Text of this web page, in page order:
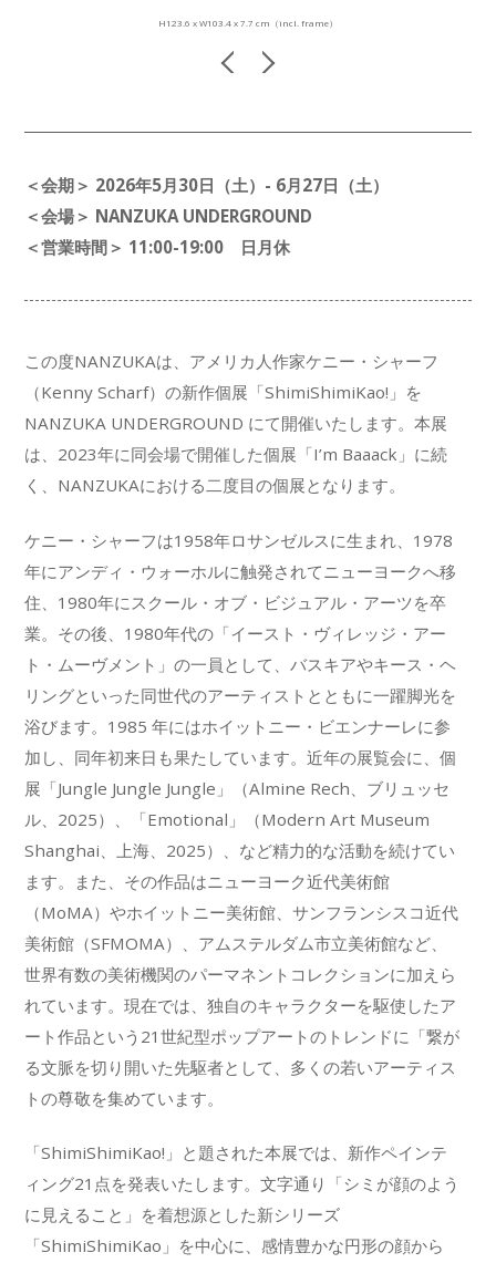
H123.6 x W103.4 x 7.7 cm（incl. frame）
＜会期＞ 2026年5月30日（土）- 6月27日（土）
＜会場＞ NANZUKA UNDERGROUND
＜営業時間＞ 11:00-19:00 日月休
この度NANZUKAは、アメリカ人作家ケニー・シャーフ
（Kenny Scharf）の新作個展「ShimiShimiKao!」を
NANZUKA UNDERGROUND にて開催いたします。本展
は、2023年に同会場で開催した個展「I’m Baaack」に続
く、NANZUKAにおける二度目の個展となります。
ケニー・シャーフは1958年ロサンゼルスに生まれ、1978
年にアンディ・ウォーホルに触発されてニューヨークへ移
住、1980年にスクール・オブ・ビジュアル・アーツを卒
業。その後、1980年代の「イースト・ヴィレッジ・アー
ト・ムーヴメント」の一員として、バスキアやキース・ヘ
リングといった同世代のアーティストとともに一躍脚光を
浴びます。1985 年にはホイットニー・ビエンナーレに参
加し、同年初来日も果たしています。近年の展覧会に、個
展「Jungle Jungle Jungle」（Almine Rech、ブリュッセ
ル、2025）、「Emotional」（Modern Art Museum
Shanghai、上海、2025）、など精力的な活動を続けてい
ます。また、その作品はニューヨーク近代美術館
（MoMA）やホイットニー美術館、サンフランシスコ近代
美術館（SFMOMA）、アムステルダム市立美術館など、
世界有数の美術機関のパーマネントコレクションに加えら
れています。現在では、独自のキャラクターを駆使したア
ート作品という21世紀型ポップアートのトレンドに「繋が
る文脈を切り開いた先駆者として、多くの若いアーティス
トの尊敬を集めています。
「ShimiShimiKao!」と題された本展では、新作ペインテ
ィング21点を発表いたします。文字通り「シミが顔のよう
に見えること」を着想源とした新シリーズ
「ShimiShimiKao」を中心に、感情豊かな円形の顔から